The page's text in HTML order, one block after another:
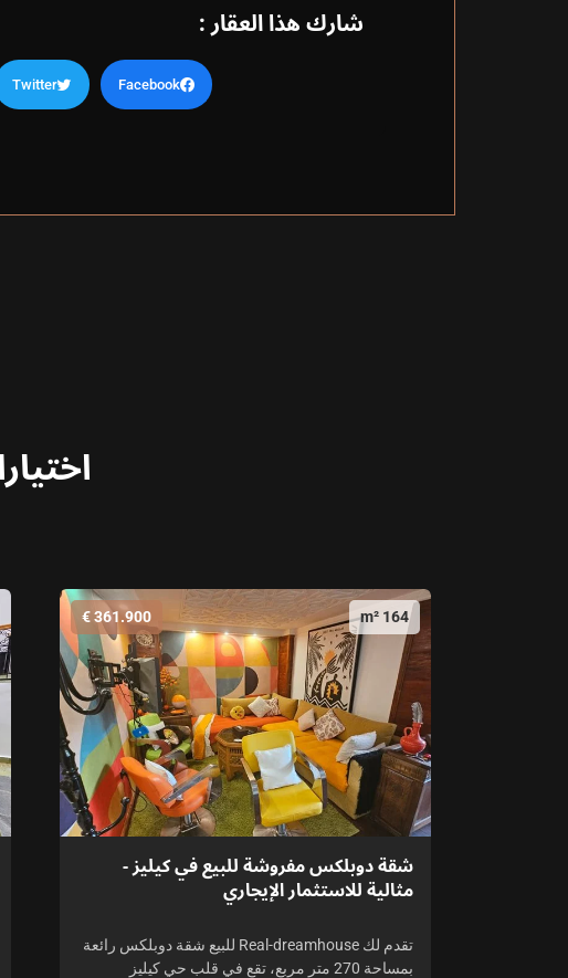
شارك هذا العقار :
Facebook
Twitter
164 m²
361.900 €
شقة دوبلكس مفروشة للبيع في كيليز -
مثالية للاستثمار الإيجاري
تقدم لك Real-dreamhouse للبيع شقة دوبلكس رائعة
بمساحة 270 متر مربع، تقع في قلب حي كيليز